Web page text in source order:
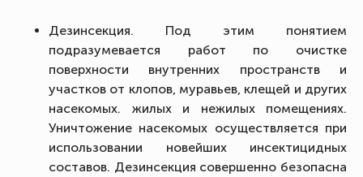
Дезинсекция. Под этим понятием
подразумевается работ по очистке
поверхности внутренних пространств и
участков от клопов, муравьев, клещей и других
насекомых. жилых и нежилых помещениях.
Уничтожение насекомых осуществляется при
использовании новейших инсектицидных
составов. Дезинсекция совершенно безопасна